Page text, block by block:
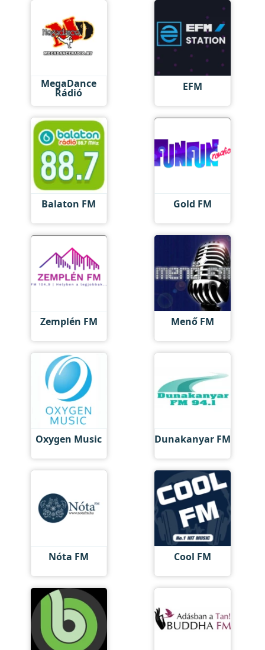
MegaDance
Rádió EFM
Balaton FM Gold FM
Zemplén FM Menő FM
Oxygen Music Dunakanyar FM
Nóta FM Cool FM